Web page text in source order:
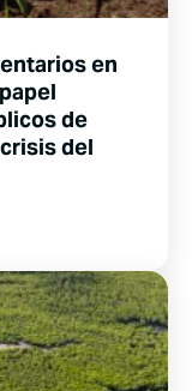
en
de
del